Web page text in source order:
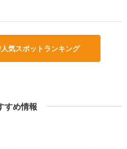
気スポットランキング
すめ情報